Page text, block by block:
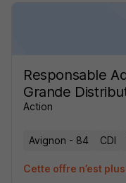
Responsable
Grande
Action
Avignon - 84 CDI
Cette offre n’est